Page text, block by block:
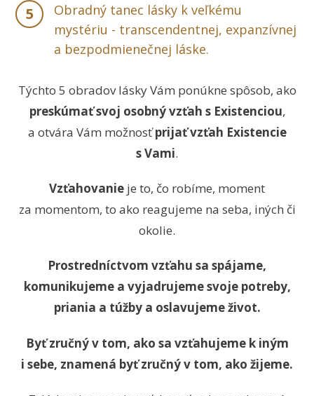
5
Obradný tanec lásky k veľkému
mystériu - transcendentnej, expanzívnej
a bezpodmienečnej láske.
Týchto 5 obradov lásky Vám ponúkne spôsob, ako
preskúmať svoj osobný vzťah s Existenciou,
a otvára Vám možnosťprijať vzťah Existencie
s Vami.
Vzťahovanie je to, čo robíme, moment
za momentom, to ako reagujeme na seba, iných či
okolie.
Prostredníctvom vzťahu sa spájame,
komunikujeme a vyjadrujeme svoje potreby,
priania a túžby a oslavujeme život.
Byť zručný v tom, ako sa vzťahujeme k iným
i sebe, znamená byť zručný v tom, ako žijeme.